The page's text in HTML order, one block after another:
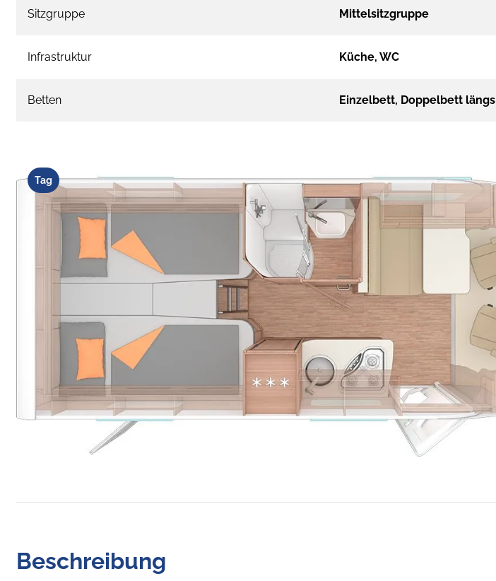
Sitzgruppe Mittelsitzgruppe
Infrastruktur Küche, WC
Betten Einzelbett, Doppelbett längs
Tag
Beschreibung